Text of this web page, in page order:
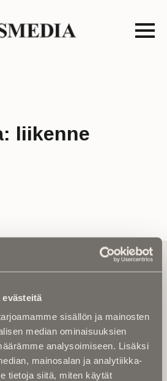
sisällön ja mainosten
median ominaisuuksien
analysoimiseen. Lisäksi
mainosalan ja analytiikka-
tietoja siitä, miten käytät
liikenne
heti parhaiden
niin saat kaksi kertaa
jää huomaamatta.
eikä se velvoita mihinkään.
johon haluat uutiskirjeen